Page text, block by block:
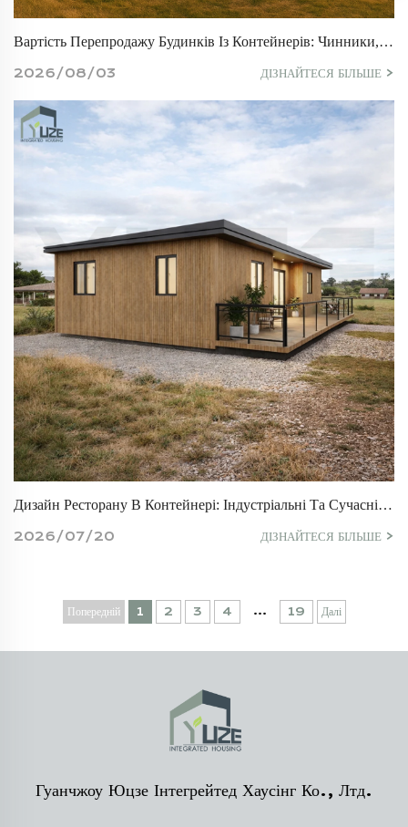
Вартість Перепродажу Будинків Із Контейнерів: Чинники, Що Впливають На Ваші Інвестиції
2026/08/03 ДІЗНАЙТЕСЯ БІЛЬШЕ >
Дизайн Ресторану В Контейнері: Індустріальні Та Сучасні Ідеї На 2026 Рік
2026/07/20 ДІЗНАЙТЕСЯ БІЛЬШЕ >
Попередній 1 2 3 4 ... 19 Далі
Гуанчжоу Юцзе Інтегрейтед Хаусінг Ко., Лтд.